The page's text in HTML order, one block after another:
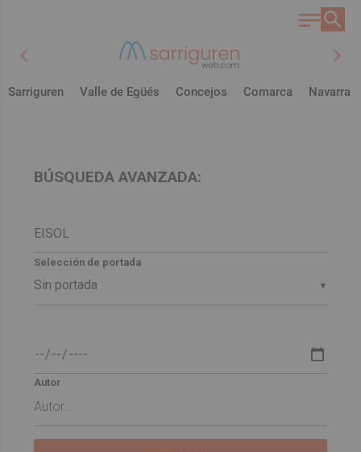
chevron_left chevron_right
Sarriguren Valle de Egüés Concejos Comarca Navarra
BÚSQUEDA AVANZADA:
▼
Selección de portada
Autor